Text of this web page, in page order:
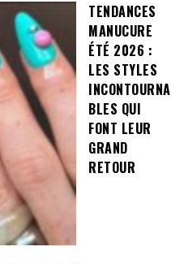
TENDANCES
MANUCURE
ÉTÉ 2026 :
LES STYLES
INCONTOURNA
BLES QUI
FONT LEUR
GRAND
RETOUR